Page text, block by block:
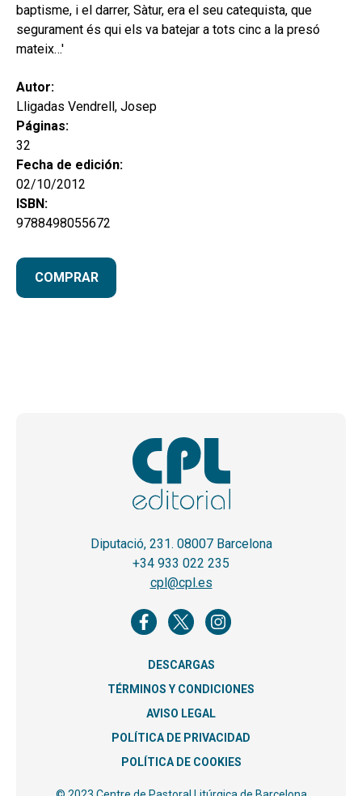
baptisme, i el darrer, Sàtur, era el seu catequista, que
segurament és qui els va batejar a tots cinc a la presó
mateix…'
Autor:
Lligadas Vendrell, Josep
Páginas:
32
Fecha de edición:
02/10/2012
ISBN:
9788498055672
COMPRAR
Diputació, 231. 08007 Barcelona
+34 933 022 235
cpl@cpl.es
DESCARGAS
TÉRMINOS Y CONDICIONES
AVISO LEGAL
POLÍTICA DE PRIVACIDAD
POLÍTICA DE COOKIES